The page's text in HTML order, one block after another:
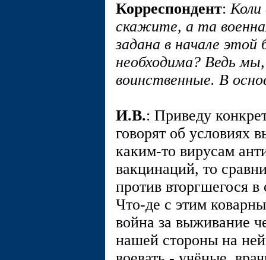
Корреспондент:Коли
скажите, а та
задана в начале этой
необходима? Ведь
воинственные. В
И.В.: Приведу
говорят об условиях
каким-то вирусам
вакцинаций, то
против вторгшегося
Что-де с этим
война за выживание
нашей стороны на